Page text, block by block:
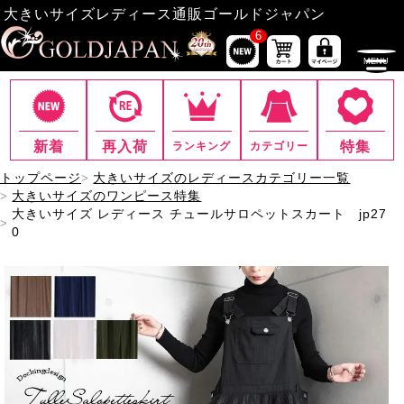
大きいサイズレディース通販ゴールドジャパン
6
新着 再入荷 ランキング カテゴリー 特集
トップページ
大きいサイズのレディースカテゴリー一覧
大きいサイズのワンピース特集
大きいサイズ レディース チュールサロペットスカート jp27
0